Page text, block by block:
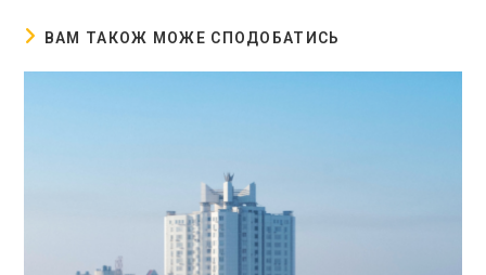
ВАМ ТАКОЖ МОЖЕ СПОДОБАТИСЬ